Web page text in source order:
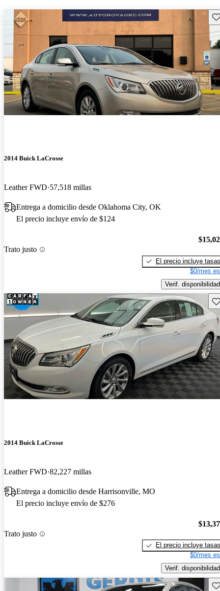
2014 Buick LaCrosse
Leather FWD 57,518 millas
Entrega a domicilio desde Oklahoma City, OK
El precio incluye envío de $124
Trato justo
El precio incluye tasas
$0/mes
Verif. disponibilidad
2014 Buick LaCrosse
Leather FWD 82,227 millas
Entrega a domicilio desde Harrisonville, MO
El precio incluye envío de $276
Trato justo
El precio incluye tasas
$0/mes
Verif. disponibilidad